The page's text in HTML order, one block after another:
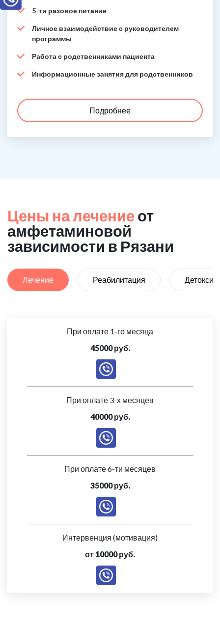
5-ти разовое питание
Личное взаимодействие с руководителем
программы
Работа с родственниками пациента
Информационные занятия для родственников
Подробнее
Цены на лечение от
амфетаминовой
зависимости в Рязани
Лечение Реабилитация
При оплате 1-го месяца
45000 руб.
При оплате 3-х месяцев
40000 руб.
При оплате 6-ти месяцев
35000 руб.
Интервенция (мотивация)
от 10000 руб.